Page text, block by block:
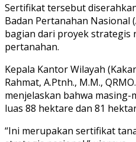
Sertifikat tersebut
Badan Pertanahan Nasional
bagian dari proyek strategis
pertanahan.
Kepala Kantor Wilayah
Rahmat, A.Ptnh., M.M.,
menjelaskan bahwa
luas 88 hektare dan 81
“Ini merupakan sertifikat